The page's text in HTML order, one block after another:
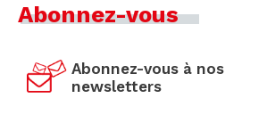
Abonnez-vous
Abonnez-vous à nos
newsletters